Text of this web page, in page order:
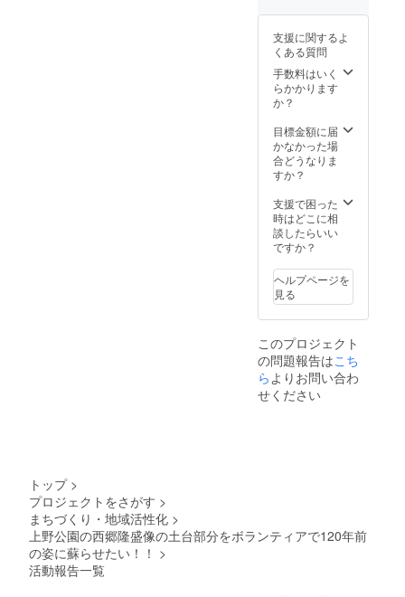
ザー名
を掲載
いたし
ます。
ご了承
くださ
できま
で、ご
了承下
さい。
交通費
オプ
ション
もござ
相談下
さい。
※支援
時、必
欄にご
希望の
お名前
をご記
さい。
記入の
ない場
合は
CAMPF
い。
コー
グを提
供。 新
品同様
に、石
ます。
コー
ティン
しさを
保てま
す。 外
柵に関
も、
しっか
りと
コー
グを行
いま
す。
（サビ
に関し
さい。
支援に関するよ
くある質問
手数料はいく
らかかります
か？
目標金額に届
かなかった場
合どうなりま
すか？
支援で困った
時はどこに相
談したらいい
ですか？
ヘルプページを
見る
このプロジェクト
の問題報告はこち
らよりお問い合わ
せください
トップ >
プロジェクトをさがす >
まちづくり・地域活性化 >
上野公園の西郷隆盛像の土台部分をボランティアで120年前
の姿に蘇らせたい！！ >
活動報告一覧